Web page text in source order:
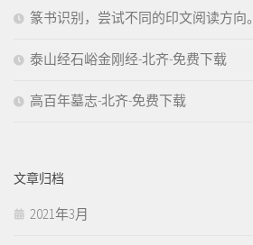
篆书识别，尝试不同的印文阅读方向。
泰山经石峪金刚经-北齐-免费下载
高百年墓志-北齐-免费下载
文章归档
2021年3月